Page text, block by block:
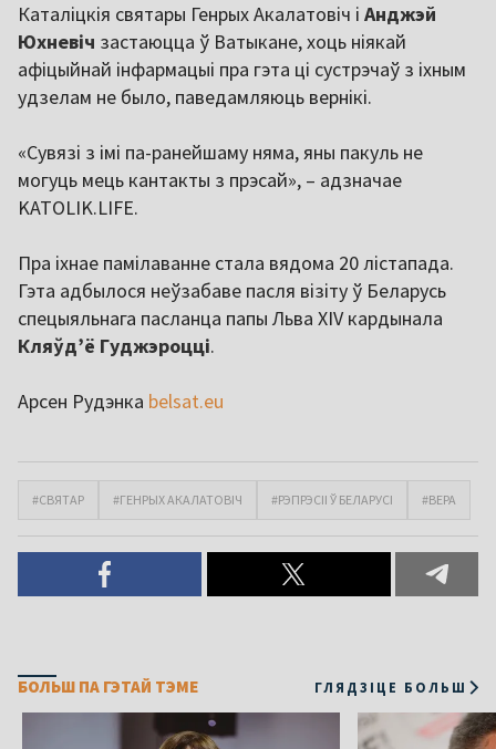
Каталіцкія святары Генрых Акалатовіч і Анджэй
Юхневіч застаюцца ў Ватыкане, хоць ніякай
афіцыйнай інфармацыі пра гэта ці сустрэчаў з іхным
удзелам не было, паведамляюць вернікі.
«Сувязі з імі па-ранейшаму няма, яны пакуль не
могуць мець кантакты з прэсай», – адзначае
KATOLIK.LIFE.
Пра іхнае памілаванне стала вядома 20 лістапада.
Гэта адбылося неўзабаве пасля візіту ў Беларусь
спецыяльнага пасланца папы Льва XIV кардынала
Кляўд’ё Гуджэроцці.
Арсен Рудэнка belsat.eu
#СВЯТАР #ГЕНРЫХ АКАЛАТОВІЧ #РЭПРЭСІІ Ў БЕЛАРУСІ #ВЕРА
БОЛЬШ ПА ГЭТАЙ ТЭМЕ ГЛЯДЗІЦЕ БОЛЬШ